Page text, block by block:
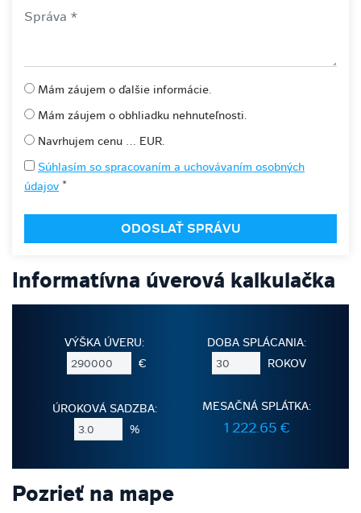
Mám záujem o ďalšie informácie.
Mám záujem o obhliadku nehnuteľnosti.
Navrhujem cenu ... EUR.
Súhlasím so spracovaním a uchovávaním osobných
údajov *
Informatívna úverová kalkulačka
VÝŠKA ÚVERU:
€
DOBA SPLÁCANIA:
ROKOV
ÚROKOVÁ SADZBA:
%
MESAČNÁ SPLÁTKA:
1 222.65 €
Pozrieť na mape